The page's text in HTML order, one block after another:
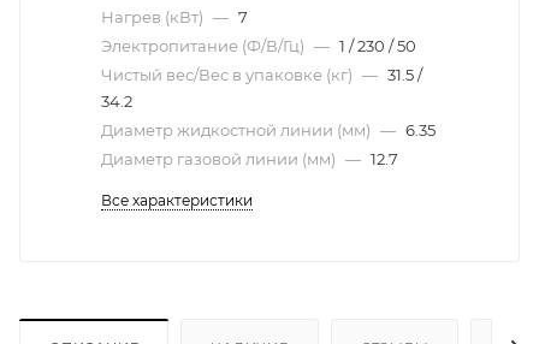
Нагрев (кВт) — 7
Электропитание (Ф/В/Гц) — 1 / 230 / 50
Чистый вес/Вес в упаковке (кг) — 31.5 /
34.2
Диаметр жидкостной линии (мм) — 6.35
Диаметр газовой линии (мм) — 12.7
Все характеристики